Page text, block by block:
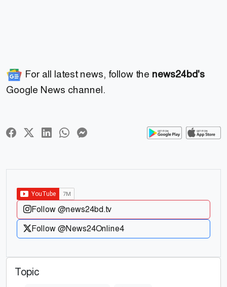
For all latest news, follow the news24bd's
Google News channel.
Follow @news24bd.tv
Follow @News24Online4
Topic